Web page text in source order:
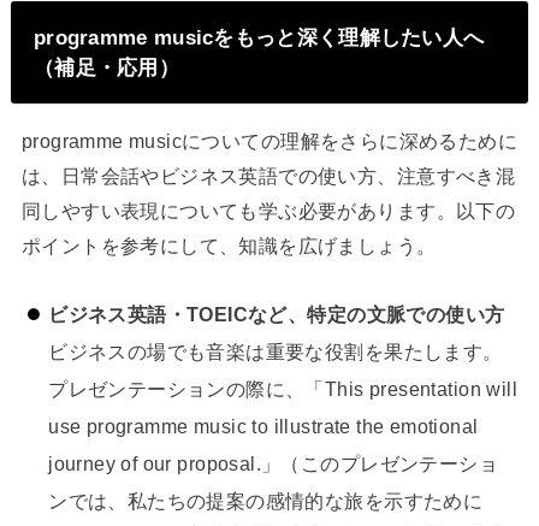
programme musicをもっと深く理解したい人へ
（補足・応用）
programme musicについての理解をさらに深めるために
は、日常会話やビジネス英語での使い方、注意すべき混
同しやすい表現についても学ぶ必要があります。以下の
ポイントを参考にして、知識を広げましょう。
ビジネス英語・TOEICなど、特定の文脈での使い方
ビジネスの場でも音楽は重要な役割を果たします。
プレゼンテーションの際に、「This presentation will
use programme music to illustrate the emotional
journey of our proposal.」（このプレゼンテーショ
ンでは、私たちの提案の感情的な旅を示すために